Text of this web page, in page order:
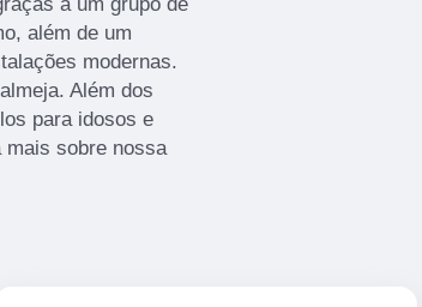
além de um
modernas.
Além dos
para idosos e
sobre nossa